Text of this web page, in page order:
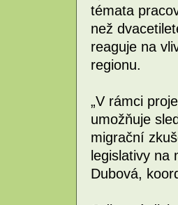
témata
než
reaguje na
regionu.
„V rámci
umožňuje
migrační
legislativy na
Dubová,